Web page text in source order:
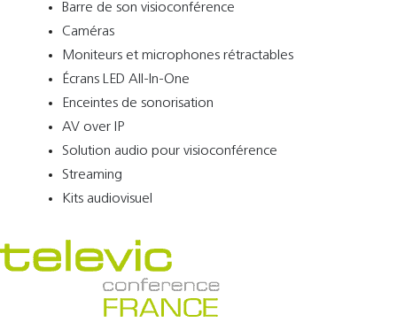
Barre de son visioconférence
Caméras
Moniteurs et microphones rétractables
Écrans LED All-In-One
Enceintes de sonorisation
AV over IP
Solution audio pour visioconférence
Streaming
Kits audiovisuel